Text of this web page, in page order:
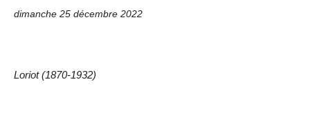
dimanche 25 décembre 2022
Loriot (1870-1932)